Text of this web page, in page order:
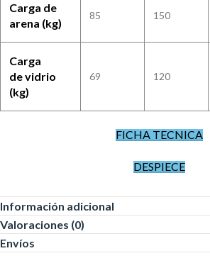
Carga de
arena (kg)
85 150
Carga
de vidrio
(kg)
69 120
FICHA TECNICA
DESPIECE
Información adicional
Valoraciones (0)
Envíos